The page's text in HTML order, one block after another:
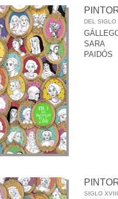
DEL SIGLO
SARA
PAIDÓS
SIGLO XVIII